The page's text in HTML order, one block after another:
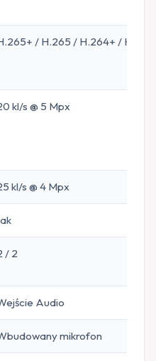
/ H.265 / H.264+ /
kl/s @ 5 Mpx
kl/s @ 4 Mpx
/ 2
Audio
mikrofon